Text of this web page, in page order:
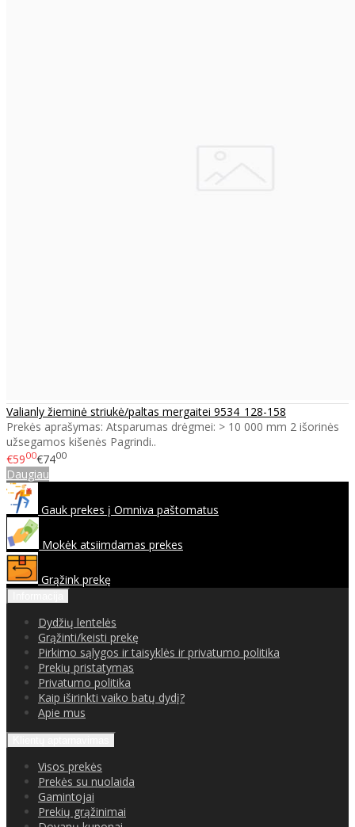
Valianly žieminė striukė/paltas mergaitei 9534_128-158
Prekės aprašymas: Atsparumas drėgmei: > 10 000 mm 2 išorinės
užsegamos kišenės Pagrindi..
€5900€7400
Daugiau
Gauk prekes į Omniva paštomatus
Mokėk atsiimdamas prekes
Grąžink prekę
Dydžių lentelės
Grąžinti/keisti prekę
Pirkimo sąlygos ir taisyklės ir privatumo politika
Prekių pristatymas
Privatumo politika
Kaip iširinkti vaiko batų dydį?
Apie mus
Visos prekės
Prekės su nuolaida
Gamintojai
Prekių grąžinimai